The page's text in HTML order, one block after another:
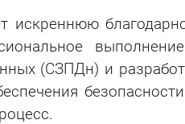
Гарантии
Способы оплаты
Способы доставки
(СЗПДн) и